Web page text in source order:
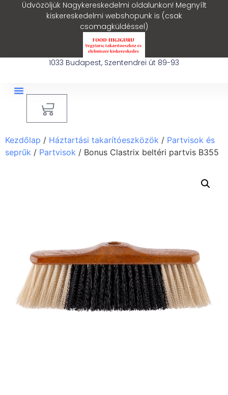
Üdvözöljük Nagykereskedelmi oldalunkon! Megnyílt
kiskereskedelmi webshopunk is (csak
csomagküldéssel)
1033 Budapest, Szentendrei út 89-93
Kezdőlap / Háztartási takarítóeszközök / Partvisok és
seprűk / Partvisok / Bonus Clastrix beltéri partvis B355